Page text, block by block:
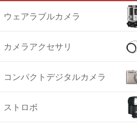
DIGITALKING（デジタルキング）
LAMDA（ラムダ）
ジオグラフィック）
ライカ系
大判系
ウェアラブルカメラ
カメラアクセサリ
コンパクトデジタルカメラ
ストロボ